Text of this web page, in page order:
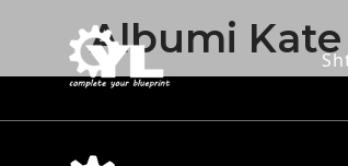
Albumi Kate